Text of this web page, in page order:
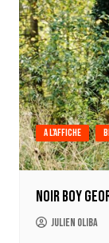
A l'affiche
Noir Boy
Julien Oliba